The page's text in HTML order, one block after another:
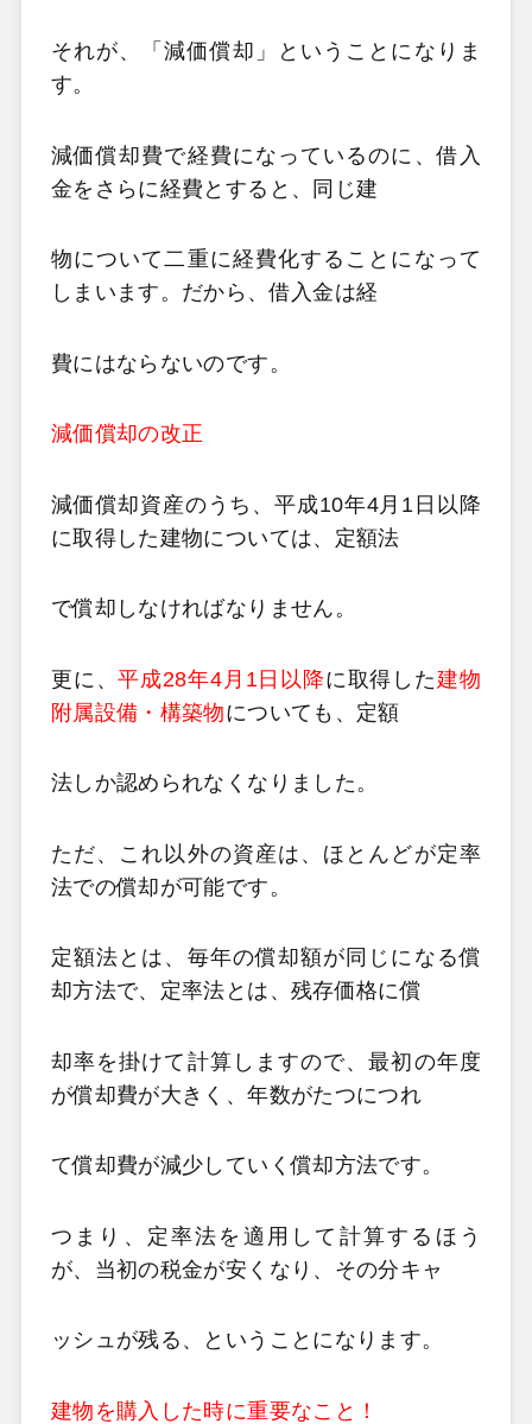
それが、「減価償却」ということになりま
す。
減価償却費で経費になっているのに、借入
金をさらに経費とすると、同じ建
物について二重に経費化することになって
しまいます。だから、借入金は経
費にはならないのです。
減価償却の改正
減価償却資産のうち、平成10年4月1日以降
に取得した建物については、定額法
で償却しなければなりません。
更に、平成28年4月1日以降に取得した建物
附属設備・構築物についても、定額
法しか認められなくなりました。
ただ、これ以外の資産は、ほとんどが定率
法での償却が可能です。
定額法とは、毎年の償却額が同じになる償
却方法で、定率法とは、残存価格に償
却率を掛けて計算しますので、最初の年度
が償却費が大きく、年数がたつにつれ
て償却費が減少していく償却方法です。
つまり、定率法を適用して計算するほう
が、当初の税金が安くなり、その分キャ
ッシュが残る、ということになります。
建物を購入した時に重要なこと！